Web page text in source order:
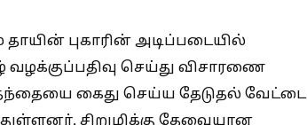
தாயின் புகாரின் அடிப்படையில்
வழக்குப்பதிவு செய்து விசாரணை
கைது செய்ய தேடுதல் வேட்டை
சிறுமிக்கு தேவையான